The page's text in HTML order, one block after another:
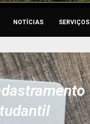
NOTÍCIAS SERVIÇOS